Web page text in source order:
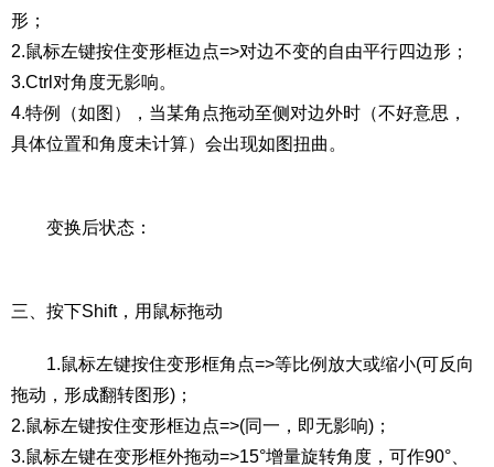
形；
2.鼠标左键按住变形框边点=>对边不变的自由平行四边形；
3.Ctrl对角度无影响。
4.特例（如图），当某角点拖动至侧对边外时（不好意思，
具体位置和角度未计算）会出现如图扭曲。
变换后状态：
三、按下Shift，用鼠标拖动
1.鼠标左键按住变形框角点=>等比例放大或缩小(可反向
拖动，形成翻转图形)；
2.鼠标左键按住变形框边点=>(同一，即无影响)；
3.鼠标左键在变形框外拖动=>15°增量旋转角度，可作90°、